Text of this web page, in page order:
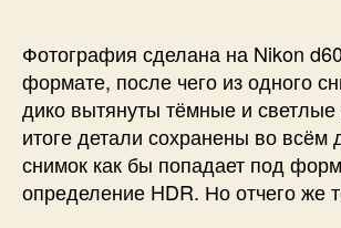
Фотография сделана на Nikon
формате, после чего из одного
дико вытянуты тёмные и светлые
итоге детали сохранены во всём
снимок как бы попадает под
определение HDR. Но отчего же